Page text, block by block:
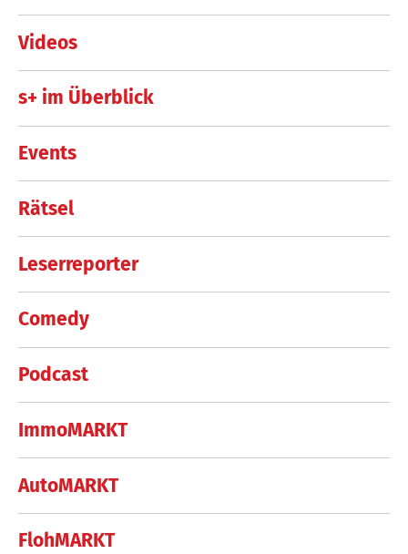
Videos
s+ im Überblick
Events
Rätsel
Leserreporter
Comedy
Podcast
ImmoMARKT
AutoMARKT
FlohMARKT